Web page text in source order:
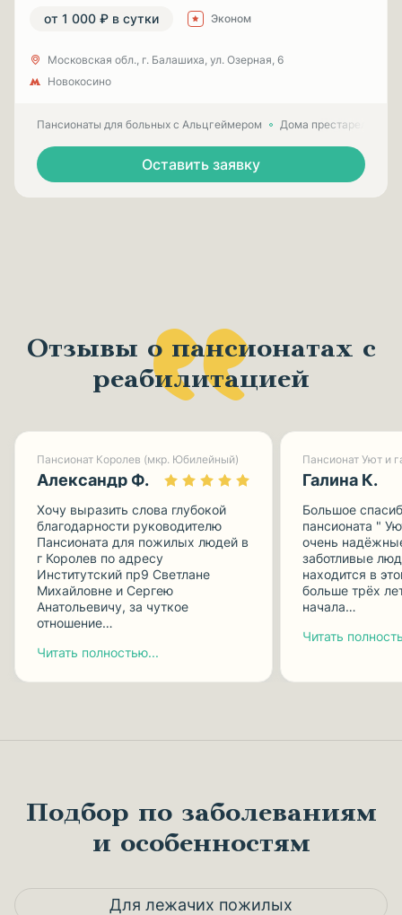
от 1 000 ₽ в сутки Эконом
Московская обл., г. Балашиха, ул. Озерная, 6
Новокосино
Пансионаты для больных с Альцгеймером Дома престарелых
Оставить заявку
Отзывы о пансионатах с
реабилитацией
Пансионат Королев (мкр. Юбилейный)
Александр Ф.
Хочу выразить слова глубокой
благодарности руководителю
Пансионата для пожилых людей в
г Королев по адресу
Институтский пр9 Светлане
Михайловне и Сергею
Анатольевичу, за чуткое
отношение…
Читать полностью...
Галина К.
Большое
пансионата "
очень
заботливые
находится в
больше трёх
начала…
Читать
Подбор по заболеваниям
и особенностям
Для лежачих пожилых